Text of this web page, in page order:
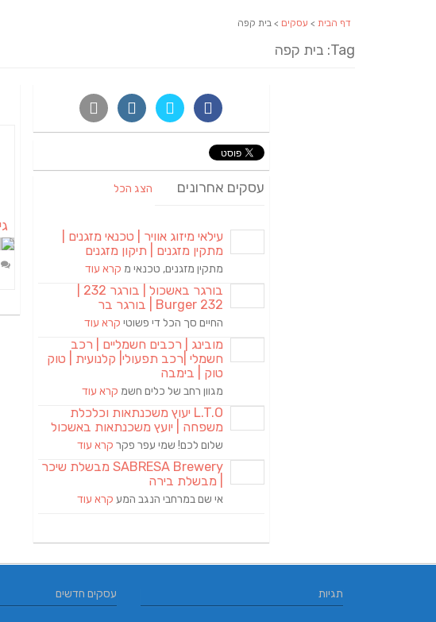
דף הבית > עסקים > בית קפה
Tag: בית קפה
עסקים אחרונים הצג הכל
עילאי מיזוג אוויר | טכנאי מזגנים |
מתקין מזגנים | תיקון מזגנים
מתקין מזגנים, טכנאי מ קרא עוד
Burger 232 | בורגר בר
החיים סך הכל די פשוטי קרא עוד
מובינג | רכבים חשמליים | רכב
חשמלי |רכב תפעולי| קלנועית | טוק
טוק | בימבה
מגוון רחב של כלים חשמ קרא עוד
L.T.O יעוץ משכנתאות וכלכלת
משפחה | יועץ משכנתאות באשכול
שלום לכם! שמי עפר פקר קרא עוד
SABRESA Brewery מבשלת שיכר
| מבשלת בירה
אי שם במרחבי הנגב המע קרא עוד
עסקים חדשים תגיות